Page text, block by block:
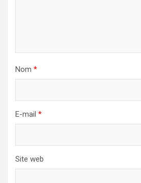
Nom *
E-mail *
Site web